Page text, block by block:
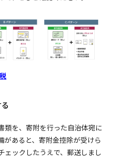
類を、寄附を行った自治体宛に
があると、寄附金控除が受けら
ェックしたうえで、郵送しまし